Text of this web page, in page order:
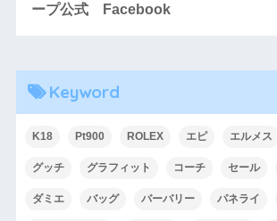
ープ公式 Facebook
Keyword
K18 Pt900 ROLEX エピ エルメス
グッチ グラフィット コーチ セール
ダミエ バッグ バーバリー パネライ